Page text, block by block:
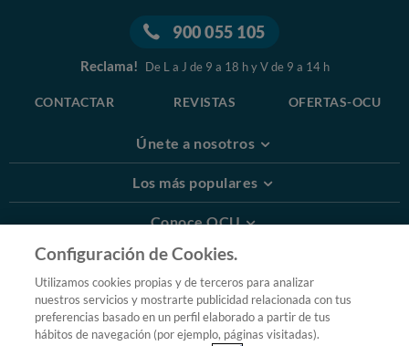
900 055 105
Reclama! De L a J de 9 a 18 h y V de 9 a 14 h
CONTACTAR REVISTAS OFERTAS-OCU
Únete a nosotros
Los más populares
Conoce OCU
Más Información
© 2026 OCU
Condiciones generales de contratación de OCU
Configuración de Cookies.
Utilizamos cookies propias y de terceros para analizar
nuestros servicios y mostrarte publicidad relacionada con tus
preferencias basado en un perfil elaborado a partir de tus
hábitos de navegación (por ejemplo, páginas visitadas).